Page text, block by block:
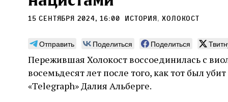
15 сентября 2024, 16:00 История,Холокост
Отправить Поделиться Поделиться
Пережившая Холокост воссоединилась с
восемьдесят лет после того, как тот был
«Telegraph» Далия Альберге.
«ТопфЛягушки, да вдобавок
саранча, да вдобавок
вши — ой‑ой‑ой!